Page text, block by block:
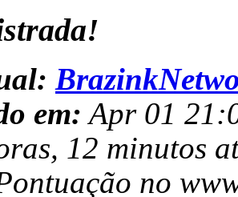
em: Apr 01
12 minutos
no